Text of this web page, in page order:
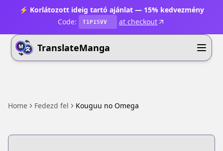
⚡ Korlátozott ideig tartó ajánlat — 15% kedvezmény
Code:
T1P15VV at checkout
TranslateManga
Home Fedezd fel Kouguu no Omega